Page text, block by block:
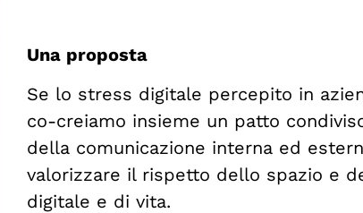
Una proposta
Se lo stress digitale percepito in
co-creiamo insieme un patto
della comunicazione interna ed
valorizzare il rispetto dello spazio e
digitale e di vita.